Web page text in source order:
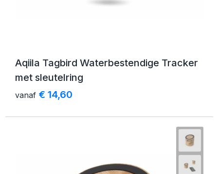
Aqiila Tagbird Waterbestendige Tracker
met sleutelring
vanaf € 14,60